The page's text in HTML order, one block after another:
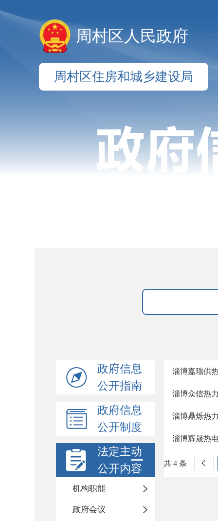
周村区人民政府
周村区住房和城乡建设局
政府信息
公开指南
政府信息
公开制度
法定主动
公开内容
机构职能
政府会议
淄博嘉瑞供
淄博众信热
淄博鼎烁热
淄博辉晟热
共 4 条